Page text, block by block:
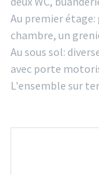
Au premier étage:
chambre, un
Au sous sol:
avec porte
L'ensemble sur